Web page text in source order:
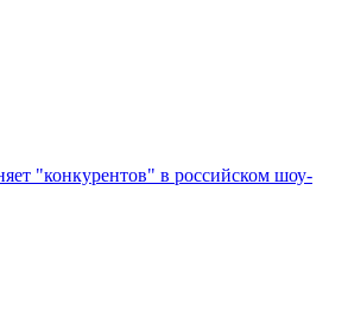
"конкурентов" в российском шоу-